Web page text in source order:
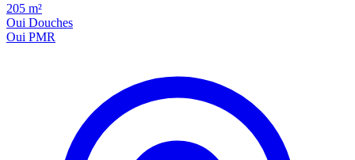
205 m²
Oui Douches
Oui PMR